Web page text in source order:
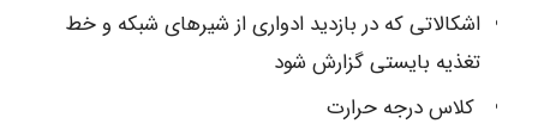
اشکالاتی که در بازدید ادواری از شیرهای شبکه و خط
تغذیه بایستی گزارش شود
کلاس درجه حرارت